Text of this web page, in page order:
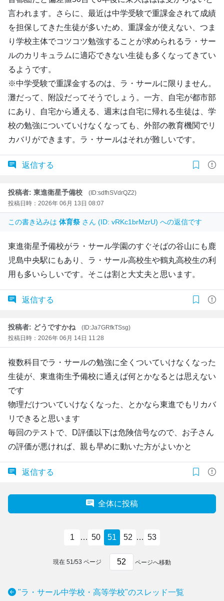
言われます。さらに、最近は中学受験で重課金されて成績
を担保してきた生徒が多いため、重課金が使えない、つま
り学校主体でコツコツ勉強することが求められるラ・サー
ルのカリキュラムに適応できない生徒も多くなってきてい
るようです。
※中学受験で重課金するのは、ラ・サールに限りません。
灘だって、附設だってそうでしょう。一方、自宅が都市部
にあり、自宅から通える、週末は自宅に帰れる生徒は、学
校の勉強についていけなくなっても、外部の教育機関でリ
カバリができます。ラ・サールはそれが難しいです。
返信する
投稿者: 東進衛星予備校
(ID:sdfhSVdrQZ2)
投稿日時：2026年 06月 13日 08:07
この書き込みは 体育祭 さん (ID: vRKc1brMzrU) への返信です
東進衛星予備校がラ・サール学園のすぐそばの谷山にも鹿
児島中央駅にもあり、ラ・サール高校生や鶴丸高校生の利
用も多いらしいです。そこは割と大丈夫と思います。
返信する
投稿者: どうですかね
(ID:Ja7GRfkTSsg)
投稿日時：2026年 06月 14日 11:28
複数科目でラ・サールの勉強に全くついていけなくなった
生徒が、東進衛生予備校に通えば何とかなるとは思えない
です
物理だけついていけなくなった、とかなら東進でもリカバ
リできると思います
毎回のテストで、D評価以下は危険信号なので、お子さん
の評価が悪ければ、親も早めに動いた方がよいかと
返信する
全体に投稿
1 … 50 51 52 … 53
現在 51 /53 ページ ページへ移動
"ラ・サール中学校・高等学校"のスレッド一覧